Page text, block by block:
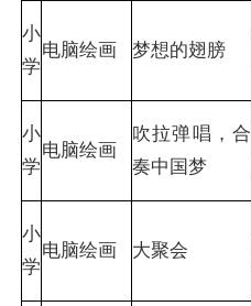
小
学
电脑绘画 梦想的翅膀
小
学
电脑绘画
吹拉弹唱，合
奏中国梦
小
学
电脑绘画 大聚会